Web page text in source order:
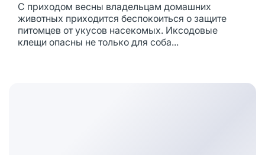
С приходом весны владельцам домашних
животных приходится беспокоиться о защите
питомцев от укусов насекомых. Иксодовые
клещи опасны не только для соба...